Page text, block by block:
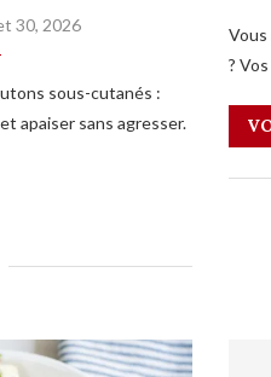
30, 2026
sous-cutanés :
apaiser sans agresser.
?